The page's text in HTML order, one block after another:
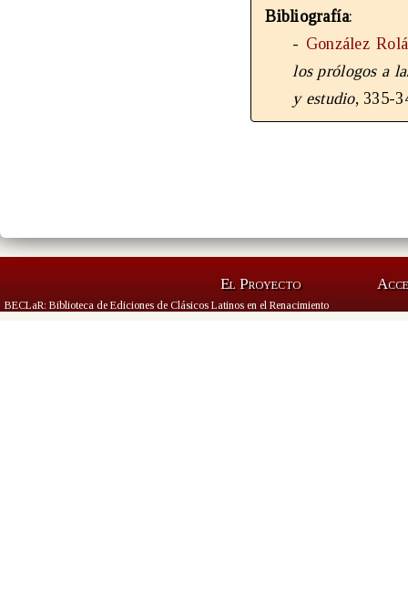
Bibliografía:
- González
los prólogos a
y estudio, 335-
El Proyecto
BECLaR: Biblioteca de Ediciones de Clásicos Latinos en el Renacimiento